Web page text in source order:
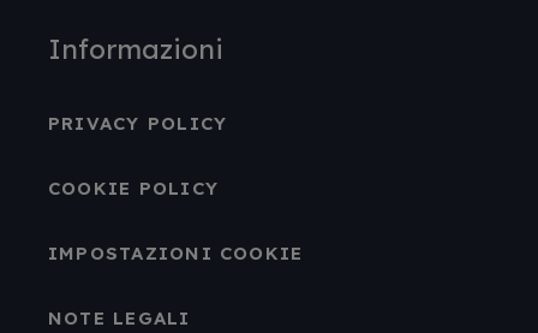
Informazioni
PRIVACY POLICY
COOKIE POLICY
IMPOSTAZIONI COOKIE
NOTE LEGALI